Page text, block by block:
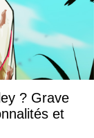
? Grave
et